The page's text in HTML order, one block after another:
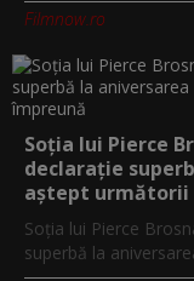
Filmnow.ro
Soția lui Pierce
declarație
aștept următorii
Soția lui Pierce
superbă la